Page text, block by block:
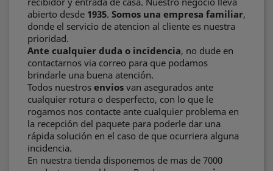
abierto desde 1935. Somos una empresa familiar,
donde el servicio de atencion al cliente es nuestra
prioridad.
Ante cualquier duda o incidencia, no dude en
contactarnos via correo para que podamos
brindarle una buena atención.
Todos nuestros envios van asegurados ante
cualquier rotura o desperfecto, con lo que le
rogamos nos contacte ante cualquier problema en
la recepción del paquete para poderle dar una
rápida solución en el caso de que ocurriera alguna
incidencia.
En nuestra tienda disponemos de mas de 7000